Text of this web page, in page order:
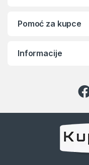
Pomoć za kupce
Informacije